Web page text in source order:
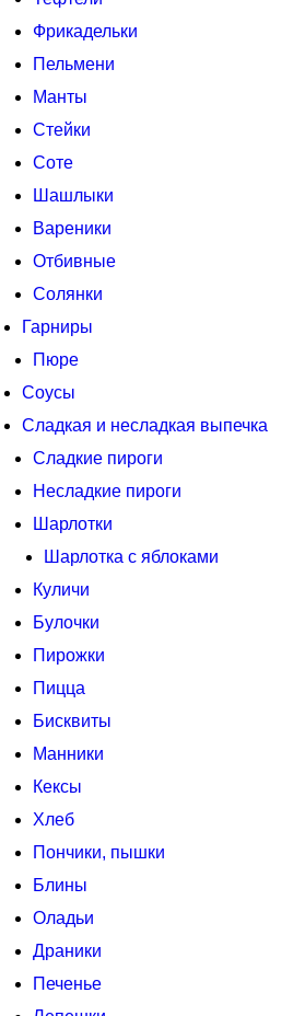
Фрикадельки
Пельмени
Манты
Стейки
Соте
Шашлыки
Вареники
Отбивные
Солянки
Гарниры
Пюре
Соусы
Сладкая и несладкая выпечка
Сладкие пироги
Несладкие пироги
Шарлотки
Шарлотка с яблоками
Куличи
Булочки
Пирожки
Пицца
Бисквиты
Манники
Кексы
Хлеб
Пончики, пышки
Блины
Оладьи
Драники
Печенье